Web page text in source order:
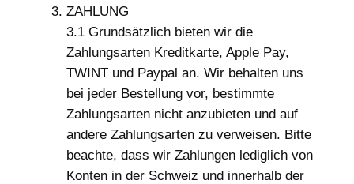
ZAHLUNG
3.1 Grundsätzlich bieten wir die
Zahlungsarten Kreditkarte, Apple Pay,
TWINT und Paypal an. Wir behalten uns
bei jeder Bestellung vor, bestimmte
Zahlungsarten nicht anzubieten und auf
andere Zahlungsarten zu verweisen. Bitte
beachte, dass wir Zahlungen lediglich von
Konten in der Schweiz und innerhalb der